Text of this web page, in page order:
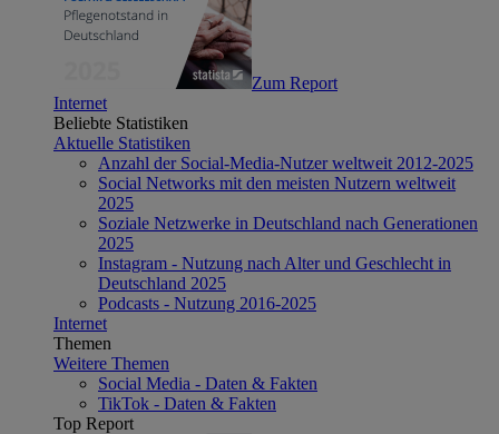
Zum Report
Internet
Beliebte Statistiken
Aktuelle Statistiken
Anzahl der Social-Media-Nutzer weltweit 2012-2025
Social Networks mit den meisten Nutzern weltweit
2025
Soziale Netzwerke in Deutschland nach Generationen
2025
Instagram - Nutzung nach Alter und Geschlecht in
Deutschland 2025
Podcasts - Nutzung 2016-2025
Internet
Themen
Weitere Themen
Social Media - Daten & Fakten
TikTok - Daten & Fakten
Top Report